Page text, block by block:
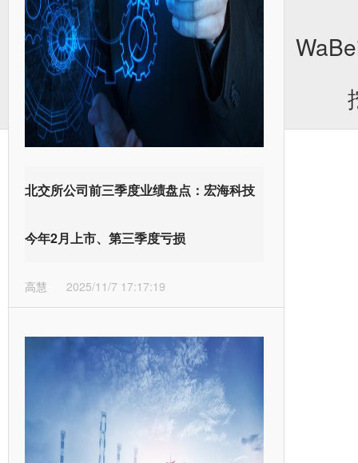
北交所公司前三季度业绩盘点：宏海科技
今年2月上市、第三季度亏损
高慧 2025/11/7 17:17:19